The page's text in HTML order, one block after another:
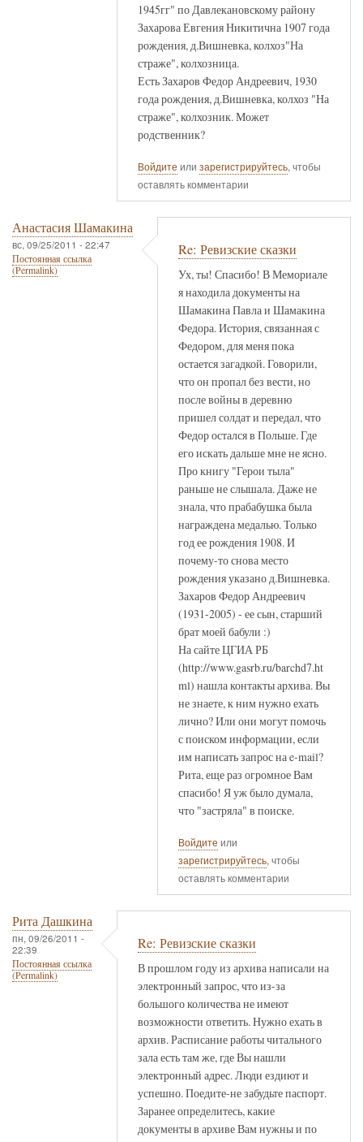
1945гг" по Давлекановскому району
Захарова Евгения Никитична 1907 года
рождения, д.Вишневка, колхоз"На
страже", колхозница.
Есть Захаров Федор Андреевич, 1930
года рождения, д.Вишневка, колхоз "На
страже", колхозник. Может
родственник?
Войдите или зарегистрируйтесь, чтобы
оставлять комментарии
Анастасия Шамакина
вс, 09/25/2011 - 22:47
Постоянная ссылка
(Permalink)
Re: Ревизские сказки
Ух, ты! Спасибо! В Мемориале
я находила документы на
Шамакина Павла и Шамакина
Федора. История, связанная с
Федором, для меня пока
остается загадкой. Говорили,
что он пропал без вести, но
после войны в деревню
пришел солдат и передал, что
Федор остался в Польше. Где
его искать дальше мне не ясно.
Про книгу "Герои тыла"
раньше не слышала. Даже не
знала, что прабабушка была
награждена медалью. Только
год ее рождения 1908. И
почему-то снова место
рождения указано д.Вишневка.
Захаров Федор Андреевич
(1931-2005) - ее сын, старший
брат моей бабули :)
На сайте ЦГИА РБ
(http://www.gasrb.ru/barchd7.ht
ml) нашла контакты архива. Вы
не знаете, к ним нужно ехать
лично? Или они могут помочь
с поиском информации, если
им написать запрос на e-mail?
Рита, еще раз огромное Вам
спасибо! Я уж было думала,
что "застряла" в поиске.
Войдите или
зарегистрируйтесь, чтобы
оставлять комментарии
Рита Дашкина
пн, 09/26/2011 -
22:39
Постоянная ссылка
(Permalink)
Re: Ревизские сказки
В прошлом году из архива написали на
электронный запрос, что из-за
большого количества не имеют
возможности ответить. Нужно ехать в
архив. Расписание работы читального
зала есть там же, где Вы нашли
электронный адрес. Люди ездиют и
успешно. Поедите-не забудьте паспорт.
Заранее определитесь, какие
документы в архиве Вам нужны и по